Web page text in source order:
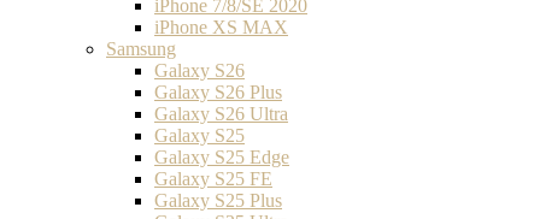
iPhone 7/8/SE 2020
iPhone XS MAX
Samsung
Galaxy S26
Galaxy S26 Plus
Galaxy S26 Ultra
Galaxy S25
Galaxy S25 Edge
Galaxy S25 FE
Galaxy S25 Plus